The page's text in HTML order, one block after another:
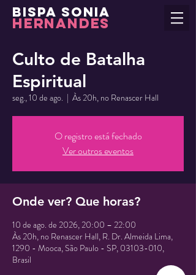
BISPA SONIA
HERNANDES
Culto de Batalha
Espiritual
seg., 10 de ago.
  |
Às 20h, no Renascer Hall
O registro está fechado
Ver outros eventos
Onde ver? Que horas?
10 de ago. de 2026, 20:00 – 22:00
Às 20h, no Renascer Hall, R. Dr. Almeida Lima,
1290 - Mooca, São Paulo - SP, 03103-010,
Brasil